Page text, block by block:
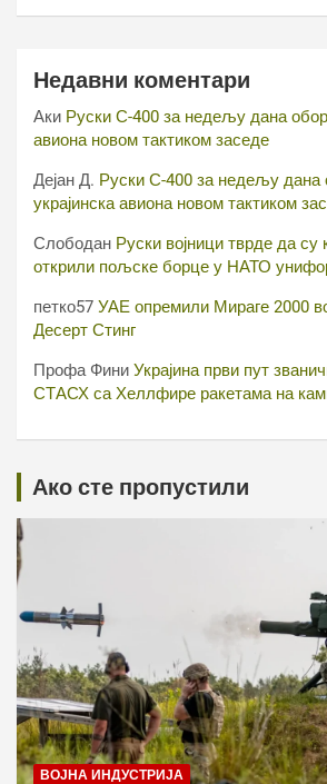
Недавни коментари
Аки Руски С-400 за недељу дана
авиона новом тактиком заседе
Дејан Д. Руски С-400 за недељу дана
украјинска авиона новом тактиком
Слободан Руски војници тврде да су
открили пољске борце у НАТО
петко57 УАЕ опремили Мираге 2000
Десерт Стинг
Профа Фини Украјина први пут
СТАСХ са Хеллфире ракетама на
Ако сте пропустили
ВОЈНА ИНДУСТРИЈА